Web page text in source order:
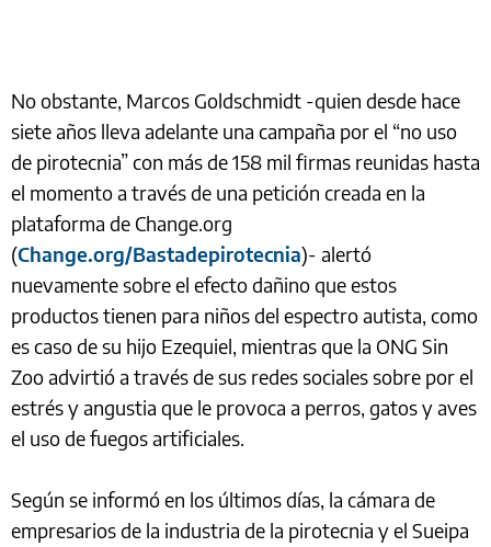
No obstante, Marcos Goldschmidt -quien desde hace
siete años lleva adelante una campaña por el “no uso
de pirotecnia” con más de 158 mil firmas reunidas hasta
el momento a través de una petición creada en la
plataforma de Change.org
(Change.org/Bastadepirotecnia)- alertó
nuevamente sobre el efecto dañino que estos
productos tienen para niños del espectro autista, como
es caso de su hijo Ezequiel, mientras que la ONG Sin
Zoo advirtió a través de sus redes sociales sobre por el
estrés y angustia que le provoca a perros, gatos y aves
el uso de fuegos artificiales.
Según se informó en los últimos días, la cámara de
empresarios de la industria de la pirotecnia y el Sueipa